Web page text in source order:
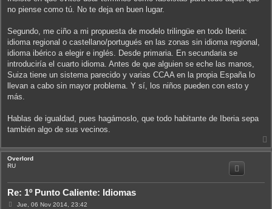
no piense como tú. No te deja en buen lugar.
Segundo, me ciño a mi propuesta de modelo trilingüe en todo Iberia:
idioma regional o castellano/portugués en las zonas sin idioma regional,
idioma ibérico a elegir e inglés. Desde primaria. En secundaria se
introduciría el cuarto idioma. Antes de que alguien se eche las manos,
Suiza tiene un sistema parecido y varias CCAA en la propia España lo
llevan a cabo sin mayor problema. Y sí, los niños pueden con esto y
más.
Hablas de igualdad, pues hagámoslo, que todo habitante de Iberia sepa
también algo de sus vecinos.
r
Overlord
RU
Re: 1º Punto Caliente: Idiomas
M
Jue, 06 Nov 2014, 23:42